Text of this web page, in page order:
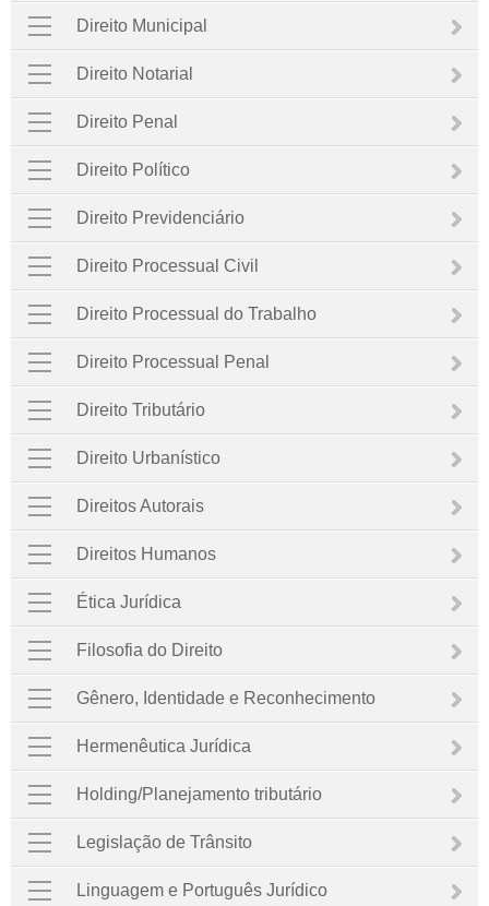
Direito Municipal
Direito Notarial
Direito Penal
Direito Político
Direito Previdenciário
Direito Processual Civil
Direito Processual do Trabalho
Direito Processual Penal
Direito Tributário
Direito Urbanístico
Direitos Autorais
Direitos Humanos
Ética Jurídica
Filosofia do Direito
Gênero, Identidade e Reconhecimento
Hermenêutica Jurídica
Holding/Planejamento tributário
Legislação de Trânsito
Linguagem e Português Jurídico